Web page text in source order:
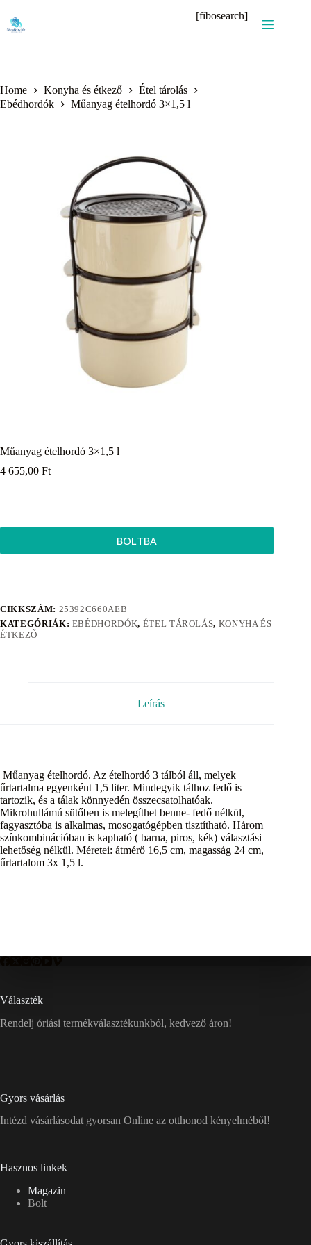
content
[fibosearch]
Home Konyha és étkező
Étel tárolás
Ebédhordók
Műanyag ételhordó 3×1,5 l
Műanyag ételhordó 3×1,5 l
4 655,00 Ft
BOLTBA
CIKKSZÁM: 25392C660AEB
KATEGÓRIÁK: EBÉDHORDÓK, ÉTEL TÁROLÁS, KONYHA ÉS
ÉTKEZŐ
Leírás
Műanyag ételhordó. Az ételhordó 3 tálból áll, melyek
űrtartalma egyenként 1,5 liter. Mindegyik tálhoz fedő is
tartozik, és a tálak könnyedén összecsatolhatóak.
Mikrohullámú sütőben is melegíthet benne- fedő nélkül,
fagyasztóba is alkalmas, mosogatógépben tisztítható. Három
színkombinációban is kapható ( barna, piros, kék) választási
lehetőség nélkül. Méretei: átmérő 16,5 cm, magasság 24 cm,
űrtartalom 3x 1,5 l.
Választék
Rendelj óriási termékválasztékunkból, kedvező áron!
Gyors vásárlás
Intézd vásárlásodat gyorsan Online az otthonod kényelméből!
Hasznos linkek
Magazin
Bolt